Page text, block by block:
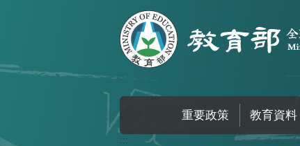
重要政策 教育資料
:::